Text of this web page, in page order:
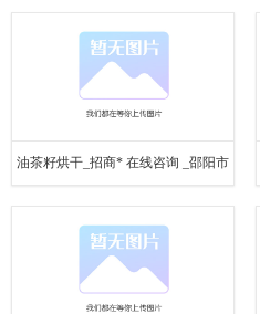
油茶籽烘干_招商* 在线咨询 _邵阳市